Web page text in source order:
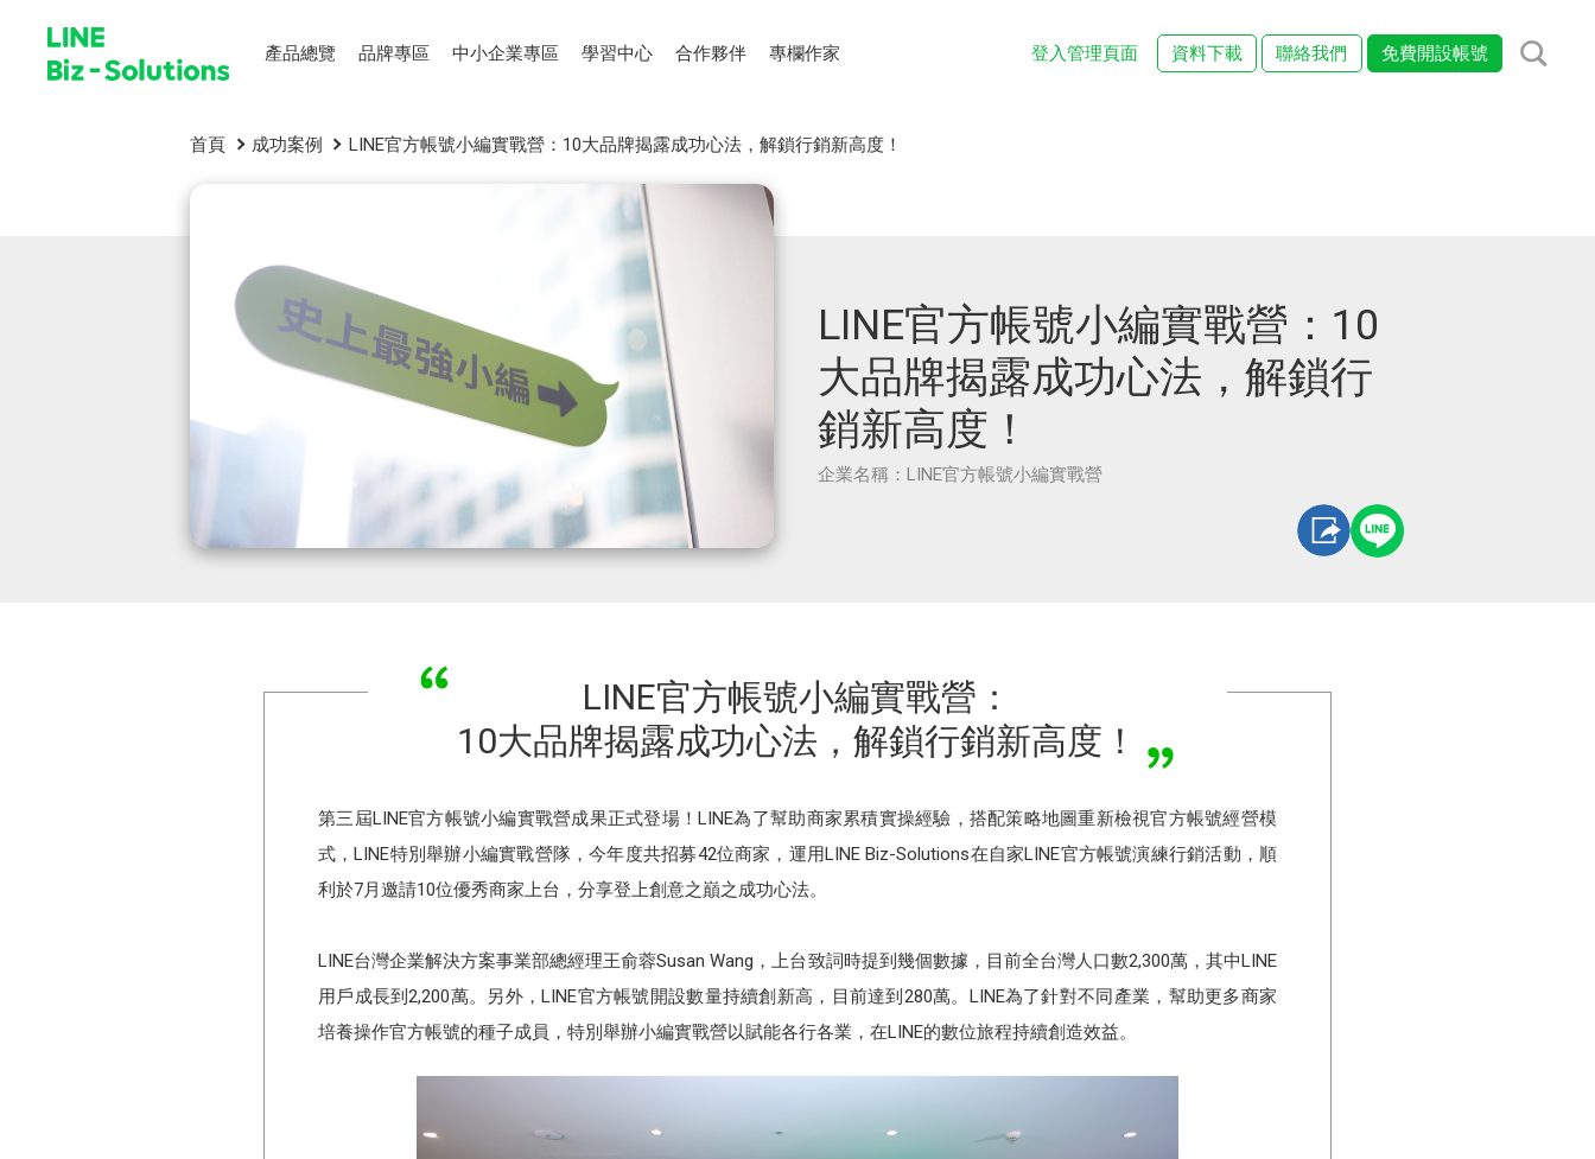
產品總覽 品牌專區 中小企業專區 學習中心 合作夥伴 專欄作家 登入管理頁面 資料下載 聯絡我們 免費開設帳號
首頁 成功案例 LINE官方帳號小編實戰營：10大品牌揭露成功心法，解鎖行銷新高度！
LINE官方帳號小編實戰營：10
大品牌揭露成功心法，解鎖行
銷新高度！
企業名稱：LINE官方帳號小編實戰營
LINE官方帳號小編實戰營：
10大品牌揭露成功心法，解鎖行銷新高度！
第三屆LINE官方帳號小編實戰營成果正式登場！LINE為了幫助商家累積實操經驗，搭配策略地圖重新檢視官方帳號經營模
式，LINE特別舉辦小編實戰營隊，今年度共招募42位商家，運用LINE Biz-Solutions在自家LINE官方帳號演練行銷活動，順
利於7月邀請10位優秀商家上台，分享登上創意之巔之成功心法。
LINE台灣企業解決⽅案事業部總經理王俞蓉Susan Wang，上台致詞時提到幾個數據，目前全台灣人口數2,300萬，其中LINE
用戶成長到2,200萬。另外，LINE官方帳號開設數量持續創新高，目前達到280萬。LINE為了針對不同產業，幫助更多商家
培養操作官方帳號的種子成員，特別舉辦小編實戰營以賦能各行各業，在LINE的數位旅程持續創造效益。